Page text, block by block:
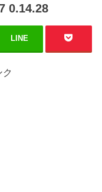
0.14.28
LINE